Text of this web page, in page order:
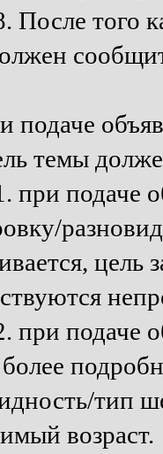
того
подаче
темы
подаче
цель
подаче
тип
возраст.